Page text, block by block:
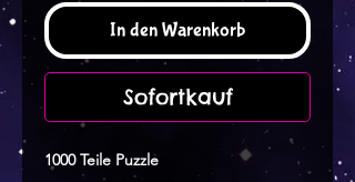
In den Warenkorb
Sofortkauf
1000 Teile Puzzle